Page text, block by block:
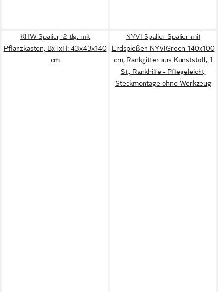
KHW Spalier, 2 tlg. mit
Pflanzkasten, BxTxH: 43x43x140
cm
NYVI Spalier Spalier mit
Erdspießen NYVIGreen 140x100
cm, Rankgitter aus Kunststoff, 1
St., Rankhilfe - Pflegeleicht,
Steckmontage ohne Werkzeug